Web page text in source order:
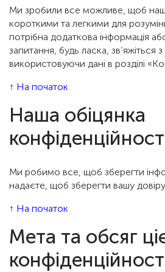
Ми зробили все можливе, щоб
короткими та легкими для
потрібна додаткова інформація
запитання, будь ласка, зв’яжіться
використовуючи дані в розділі
↑ На початок
Наша обіцянка
Ми робимо все, щоб зберегти
надаєте, щоб зберегти вашу довіру.
↑ На початок
Мета та обсяг